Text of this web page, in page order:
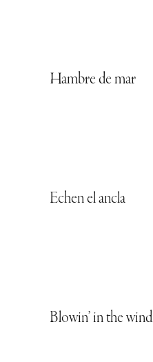
Hambre de mar
Echen el ancla
Blowin’ in the wind